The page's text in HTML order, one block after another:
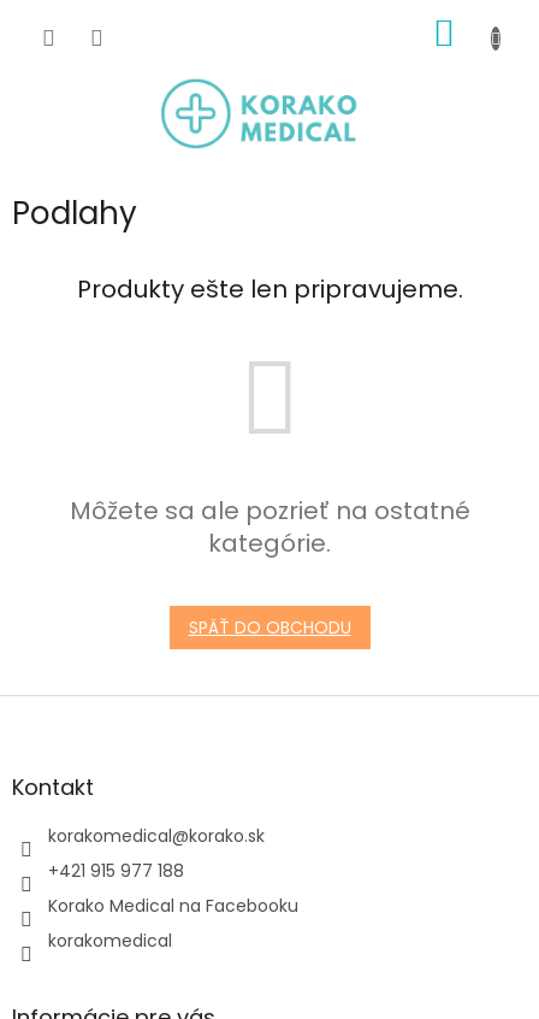
KOŠÍK
Podlahy
Produkty ešte len pripravujeme.
Môžete sa ale pozrieť na ostatné
kategórie.
SPÄŤ DO OBCHODU
Z
äKontakt
korakomedical@korako.sk
+421 915 977 188
Korako Medical na Facebooku
korakomedical